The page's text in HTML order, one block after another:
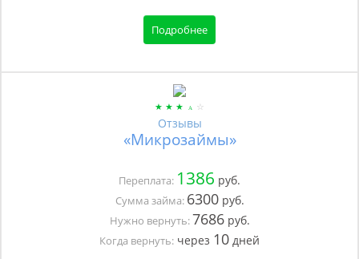
Подробнее
Отзывы
«Микрозаймы»
Переплата: 1386 руб.
Сумма займа: 6300руб.
Нужно вернуть:7686руб.
Когда вернуть: через 10 дней